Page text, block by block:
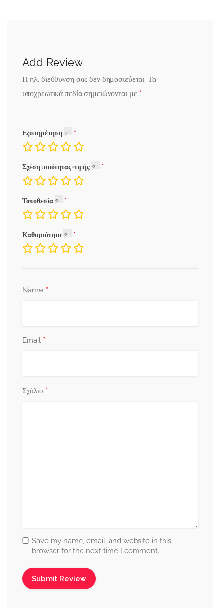
Add Review
Η ηλ. διεύθυνση σας δεν δημοσιεύεται. Τα
υποχρεωτικά πεδία σημειώνονται με *
Εξυπηρέτηση
Σχέση ποιότητας-τιμής
Τοποθεσία
Καθαριότητα
Name *
Email *
Σχόλιο *
Save my name, email, and website in this
browser for the next time I comment.